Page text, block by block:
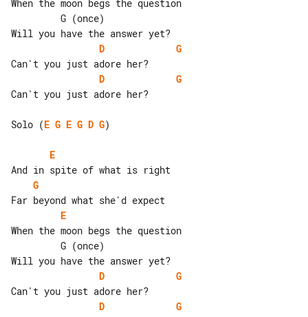
When the moon begs the question
D
G
D
G
Can't you just adore her?
Solo (E G E G D G)
E
G
E
When the moon begs the question
D
G
D
G